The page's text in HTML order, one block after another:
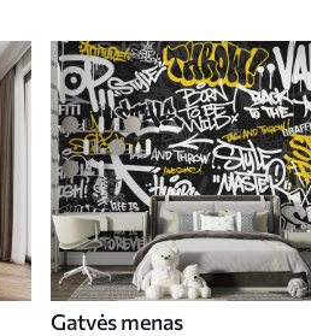
Gatvės menas